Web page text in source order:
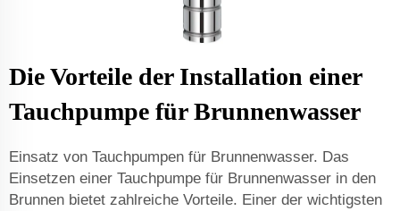
Die Vorteile der Installation einer
Tauchpumpe für Brunnenwasser
Einsatz von Tauchpumpen für Brunnenwasser. Das
Einsetzen einer Tauchpumpe für Brunnenwasser in den
Brunnen bietet zahlreiche Vorteile. Einer der wichtigsten